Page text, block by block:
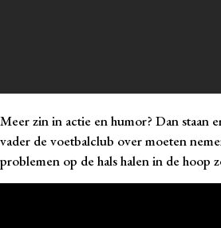
Meer zin in actie en humor? Dan staan
vader de voetbalclub over moeten
problemen op de hals halen in de